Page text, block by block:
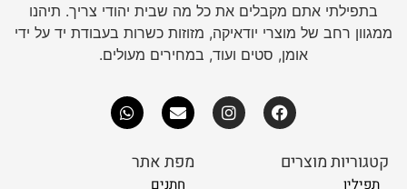
בתפילתי אתם מקבלים את כל מה שבית יהודי צריך. תיהנו
ממגוון רחב של מוצרי יודאיקה, מזוזות כשרות בעבודת יד על ידי
אומן, סטים ועוד, במחירים מעולים.
קטגוריות מוצרים
תפילין
מפת אתר
חתנים